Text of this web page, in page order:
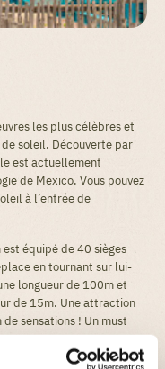
les plus célèbres et
soleil. Découverte par
est actuellement
de Mexico. Vous pouvez
à l’entrée de
équipé de 40 sièges
en tournant sur lui-
longueur de 100m et
de 15m. Une attraction
sensations ! Un must